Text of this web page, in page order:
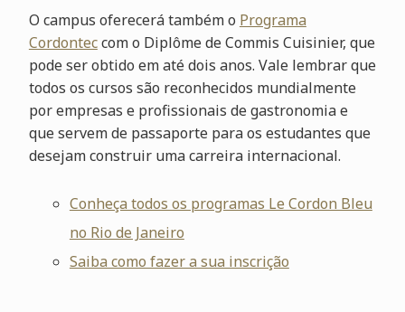
O campus oferecerá também o Programa
Cordonteccom o Diplôme de Commis Cuisinier, que
pode ser obtido em até dois anos. Vale lembrar que
todos os cursos são reconhecidos mundialmente
por empresas e profissionais de gastronomia e
que servem de passaporte para os estudantes que
desejam construir uma carreira internacional.
Conheça todos os programas Le Cordon Bleu
no Rio de Janeiro
Saiba como fazer a sua inscrição